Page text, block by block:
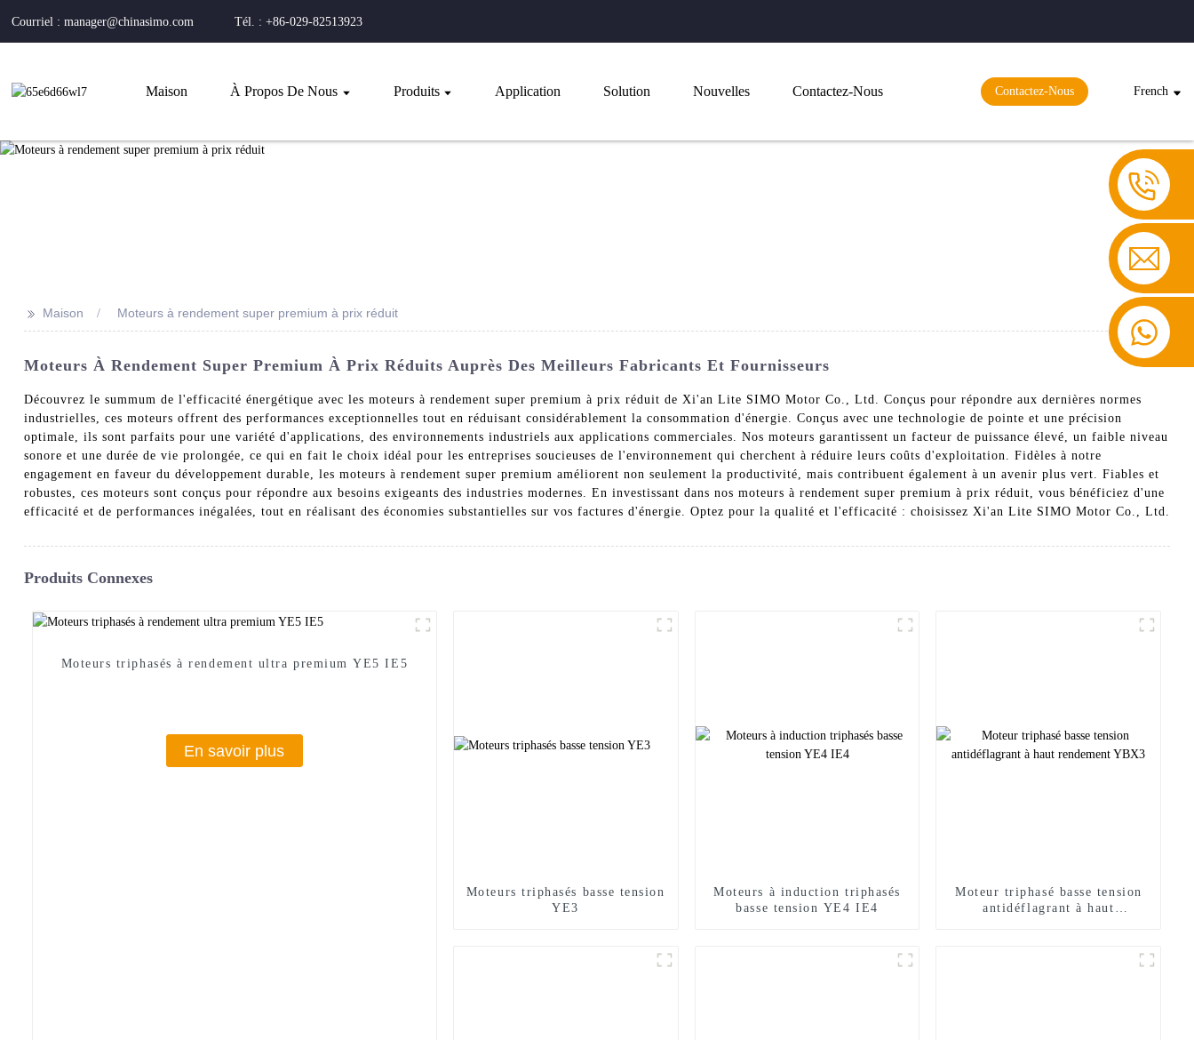
Courriel : manager@chinasimo.com Tél. : +86-029-82513923
Maison À Propos De Nous Produits Application Solution Nouvelles Contactez-Nous Contactez-Nous French
>> Maison Moteurs à rendement super premium à prix réduit
Moteurs À Rendement Super Premium À Prix Réduits Auprès Des Meilleurs Fabricants Et Fournisseurs
Découvrez le summum de l'efficacité énergétique avec les moteurs à rendement super premium à prix réduit de Xi'an Lite SIMO Motor Co., Ltd. Conçus pour répondre aux dernières normes
industrielles, ces moteurs offrent des performances exceptionnelles tout en réduisant considérablement la consommation d'énergie. Conçus avec une technologie de pointe et une précision
optimale, ils sont parfaits pour une variété d'applications, des environnements industriels aux applications commerciales. Nos moteurs garantissent un facteur de puissance élevé, un faible niveau
sonore et une durée de vie prolongée, ce qui en fait le choix idéal pour les entreprises soucieuses de l'environnement qui cherchent à réduire leurs coûts d'exploitation. Fidèles à notre
engagement en faveur du développement durable, les moteurs à rendement super premium améliorent non seulement la productivité, mais contribuent également à un avenir plus vert. Fiables et
robustes, ces moteurs sont conçus pour répondre aux besoins exigeants des industries modernes. En investissant dans nos moteurs à rendement super premium à prix réduit, vous bénéficiez d'une
efficacité et de performances inégalées, tout en réalisant des économies substantielles sur vos factures d'énergie. Optez pour la qualité et l'efficacité : choisissez Xi'an Lite SIMO Motor Co., Ltd.
Produits Connexes
Moteurs triphasés à rendement ultra premium YE5 IE5
En savoir plus
Moteurs triphasés basse tension
YE3
Moteurs à induction triphasés
basse tension YE4 IE4
Moteur triphasé basse tension
antidéflagrant à haut